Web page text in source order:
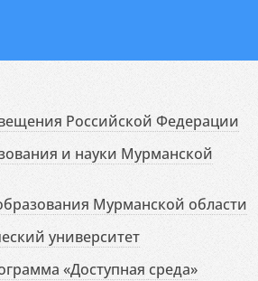
Российской Федерации
и науки Мурманской
Мурманской области
университет
«Доступная среда»